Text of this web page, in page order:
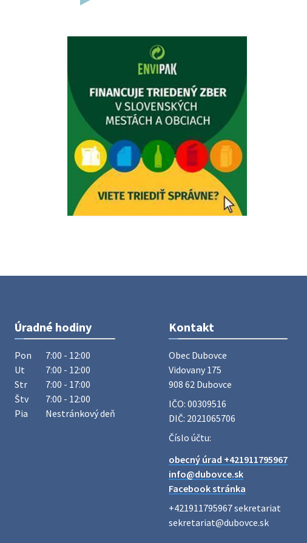
5. augusta 2026 12:38
Dovolenka - MUDr. Marián Sivoň
Ambulancia pre dospelých - MUDr.
Marián Sivoň Popudinské Močidľany
oznamuje, že od 19.8 - 28.8.2026
budeZATVORENÁ z dôvodu čerpania
dovolenky. Akútne prípady bude riešiť
MUDr.Fisch…
5. augusta 2026 12:35
Zajtrajší zvoz odpadu
Vážený občan, zajtra 5. 8. sa bude
zvážať komunálny odpad.
Vážený občan, dnes 5. 8. sa zváža
Oznámenie o uložení zásielky -
Juraj Sloboda
Na úradnej tabuli je nová výveska.
https://dubovce.sk?p=16556
28. júla 2026 10:49
stredu 29. júla 2026 sa v našej obci
uskutoční zber železa. Pracovníci
Obecného úradu budú od 8.00 hod.
Úradné hodiny
Pon
7:00 - 12:00
Ut
7:00 - 12:00
Str
7:00 - 17:00
Štv
7:00 - 12:00
Pia
Nestránkový deň
Kontakt
Obec Dubovce
Vidovany 175
908 62 Dubovce
IČO: 00309516
DIČ: 2021065706
Číslo účtu:
obecný úrad +421911795967
info@dubovce.sk
Facebook stránka
+421911795967 sekretariat
sekretariat@dubovce.sk